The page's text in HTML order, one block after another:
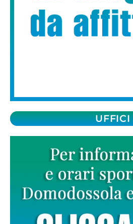
UFFICI